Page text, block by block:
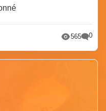
565 0